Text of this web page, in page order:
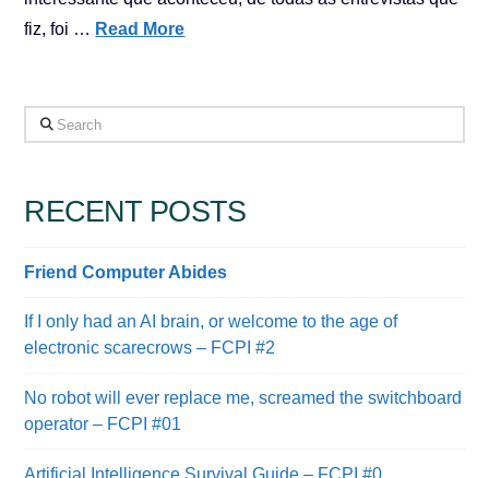
fiz, foi … Read More
Search
RECENT POSTS
Friend Computer Abides
If I only had an AI brain, or welcome to the age of
electronic scarecrows – FCPI #2
No robot will ever replace me, screamed the switchboard
operator – FCPI #01
Artificial Intelligence Survival Guide – FCPI #0